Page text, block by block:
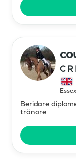
C R
Essex
Beridare
tränare